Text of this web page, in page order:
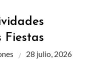
Fiestas
28 julio, 2026